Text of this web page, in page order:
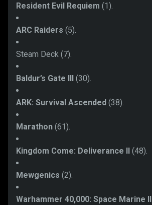
Resident Evil Requiem (1).
ARC Raiders (5).
Steam Deck (7).
Baldur’s Gate III (30).
ARK: Survival Ascended (38).
Marathon (61).
Kingdom Come: Deliverance II (48).
Mewgenics (2).
Warhammer 40,000: Space Marine II